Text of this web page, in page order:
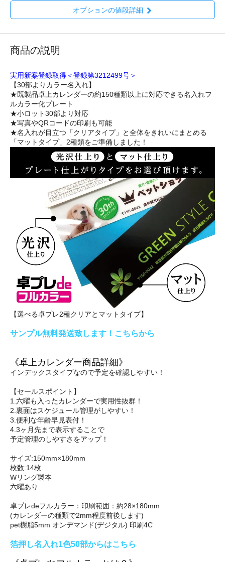
オプションの値段詳細
商品の説明
実用新案登録取得＜登録第3212499号＞
【30部よりカラー名入れ】
★既製品卓上カレンダーの約150種類以上に対応できる名入れフ
ルカラー化プレート
★小ロット30部より対応
★写真やQRコードの印刷も可能
★名入れが目立つ「クリアタイプ」と全体をきれいにまとめる
「マットタイプ」2種類をご準備しました！
【選べる卓プレ2種クリアとマットタイプ】
サンプル無料発送致します！こちらから
《卓上カレンダー商品詳細》
インデックスタイプなので予定を確認しやすい！
【セールスポイント】
1.六曜も入ったカレンダーで実用性抜群！
2.裏面はスケジュール管理がしやすい！
3.便利な年齢早見表付！
4.3ヶ月先まで表示することで
予定管理のしやすさをアップ！
サイズ:150mm×180mm
枚数:14枚
Wリング製本
六曜あり
卓プレdeフルカラー：印刷範囲：約28×180mm
(カレンダーの種類で2mm程度前後します)
pet樹脂5mm オンデマンド(デジタル) 印刷4C
箔押し名入れ1色50部からはこちら